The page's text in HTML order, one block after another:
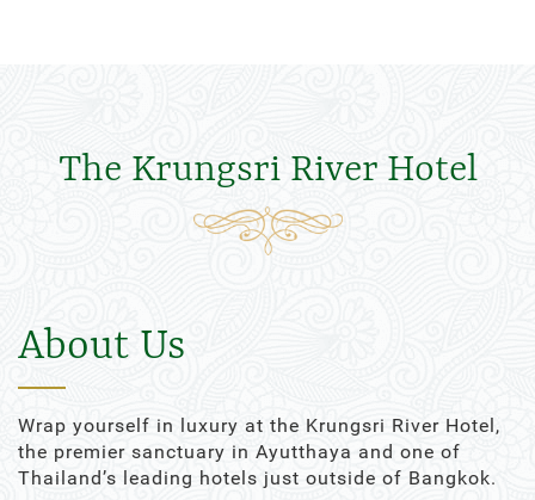
The Krungsri River Hotel
About Us
Wrap yourself in luxury at the Krungsri River Hotel,
the premier sanctuary in Ayutthaya and one of
Thailand’s leading hotels just outside of Bangkok.